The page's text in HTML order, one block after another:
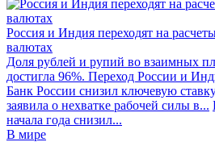
Россия и Индия переходят на
валютах
Доля рублей и рупий во взаимных
достигла 96%. Переход России и
Банк России снизил ключевую
заявила о нехватке рабочей силы в...
начала года снизил...
В мире